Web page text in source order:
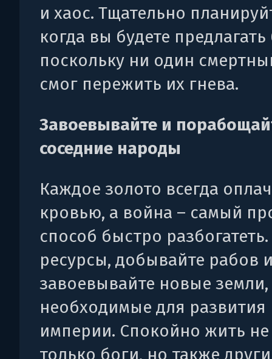
и хаос. Тщательно
когда вы будете предлагать
поскольку ни один
смог пережить их гнева.
Завоевывайте и
соседние народы
Каждое золото всегда
кровью, а война – самый
способ быстро
ресурсы, добывайте рабов
завоевывайте новые земли,
необходимые для
империи. Спокойно жить
только боги, но также